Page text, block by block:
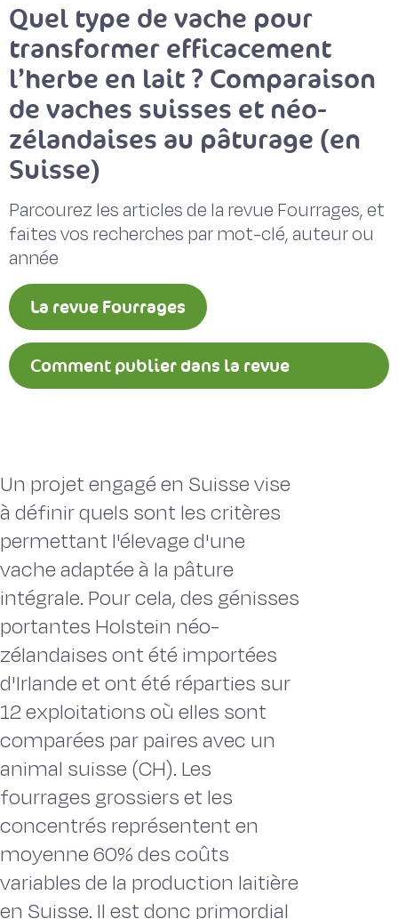
Quel type de vache pour
transformer efficacement
l’herbe en lait ? Comparaison
de vaches suisses et néo-
zélandaises au pâturage (en
Suisse)
Parcourez les articles de la revue Fourrages, et
faites vos recherches par mot-clé, auteur ou
année
La revue Fourrages
Comment publier dans la revue
Un projet engagé en Suisse vise
à définir quels sont les critères
permettant l'élevage d'une
vache adaptée à la pâture
intégrale. Pour cela, des génisses
portantes Holstein néo-
zélandaises ont été importées
d'Irlande et ont été réparties sur
12 exploitations où elles sont
comparées par paires avec un
animal suisse (CH). Les
fourrages grossiers et les
concentrés représentent en
moyenne 60% des coûts
variables de la production laitière
en Suisse. Il est donc primordial